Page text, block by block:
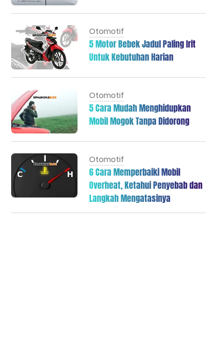
Otomotif
5 Motor Bebek Jadul Paling Irit
Untuk Kebutuhan Harian
Otomotif
5 Cara Mudah Menghidupkan
Mobil Mogok Tanpa Didorong
Otomotif
6 Cara Memperbaiki Mobil
Overheat, Ketahui Penyebab dan
Langkah Mengatasinya